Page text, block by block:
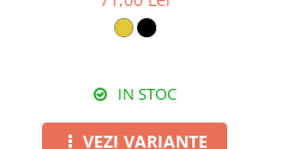
IN STOC
VEZI VARIANTE